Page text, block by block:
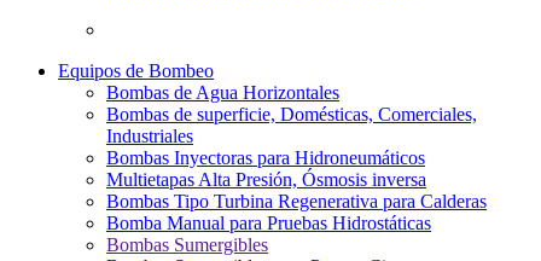
Equipos de Bombeo
Bombas de Agua Horizontales
Bombas de superficie, Domésticas, Comerciales,
Industriales
Bombas Inyectoras para Hidroneumáticos
Multietapas Alta Presión, Ósmosis inversa
Bombas Tipo Turbina Regenerativa para Calderas
Bomba Manual para Pruebas Hidrostáticas
Bombas Sumergibles